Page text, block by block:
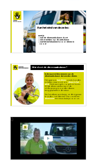
Aan het eind van deze les:
weet je
wat de dierenambulance doet
wie er werken op de ambulance
wat het meldnummer is voor dieren in
nood
Ieder jaar redden mensen van de
dierenambulance duizenden dieren.
Het gaat om huisdierenzoals honden
en katten, maar ook om dieren in het
wild.Denk aan egels, vogels en hazen.
Wilde dieren sterken aan in de
wildopvang en worden daarna
teruggeplaatst in de natuur.
Van huisdieren proberen ze de eigenaar
te vinden. Lukt dat niet? Dan zoekt het
dierenasiel een nieuw baasje voor ze.
Wat doet de dierenambulance?
0